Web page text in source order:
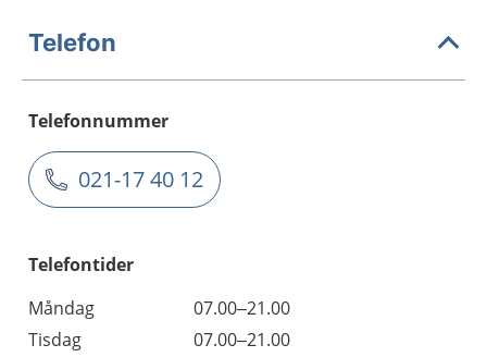
Telefon
Telefonnummer
021-17 40 12
Telefontider
Måndag
07.00–21.00
Tisdag
07.00–21.00